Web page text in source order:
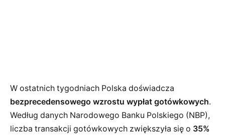
W ostatnich tygodniach Polska doświadcza
bezprecedensowego wzrostu wypłat gotówkowych.
Według danych Narodowego Banku Polskiego (NBP),
liczba transakcji gotówkowych zwiększyła się o 35%